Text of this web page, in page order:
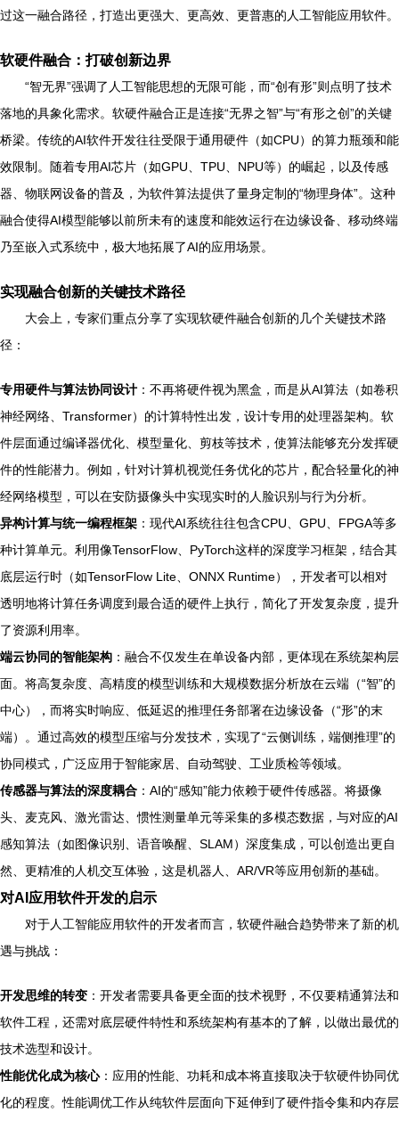
过这一融合路径，打造出更强大、更高效、更普惠的人工智能应用软件。
软硬件融合：打破创新边界
“智无界”强调了人工智能思想的无限可能，而“创有形”则点明了技术
落地的具象化需求。软硬件融合正是连接“无界之智”与“有形之创”的关键
桥梁。传统的AI软件开发往往受限于通用硬件（如CPU）的算力瓶颈和能
效限制。随着专用AI芯片（如GPU、TPU、NPU等）的崛起，以及传感
器、物联网设备的普及，为软件算法提供了量身定制的“物理身体”。这种
融合使得AI模型能够以前所未有的速度和能效运行在边缘设备、移动终端
乃至嵌入式系统中，极大地拓展了AI的应用场景。
实现融合创新的关键技术路径
大会上，专家们重点分享了实现软硬件融合创新的几个关键技术路
径：
专用硬件与算法协同设计 ：不再将硬件视为黑盒，而是从AI算法（如卷积
神经网络、Transformer）的计算特性出发，设计专用的处理器架构。软
件层面通过编译器优化、模型量化、剪枝等技术，使算法能够充分发挥硬
件的性能潜力。例如，针对计算机视觉任务优化的芯片，配合轻量化的神
经网络模型，可以在安防摄像头中实现实时的人脸识别与行为分析。
异构计算与统一编程框架 ：现代AI系统往往包含CPU、GPU、FPGA等多
种计算单元。利用像TensorFlow、PyTorch这样的深度学习框架，结合其
底层运行时（如TensorFlow Lite、ONNX Runtime），开发者可以相对
透明地将计算任务调度到最合适的硬件上执行，简化了开发复杂度，提升
了资源利用率。
端云协同的智能架构 ：融合不仅发生在单设备内部，更体现在系统架构层
面。将高复杂度、高精度的模型训练和大规模数据分析放在云端（“智”的
中心），而将实时响应、低延迟的推理任务部署在边缘设备（“形”的末
端）。通过高效的模型压缩与分发技术，实现了“云侧训练，端侧推理”的
协同模式，广泛应用于智能家居、自动驾驶、工业质检等领域。
传感器与算法的深度耦合 ：AI的“感知”能力依赖于硬件传感器。将摄像
头、麦克风、激光雷达、惯性测量单元等采集的多模态数据，与对应的AI
感知算法（如图像识别、语音唤醒、SLAM）深度集成，可以创造出更自
然、更精准的人机交互体验，这是机器人、AR/VR等应用创新的基础。
对AI应用软件开发的启示
对于人工智能应用软件的开发者而言，软硬件融合趋势带来了新的机
遇与挑战：
开发思维的转变 ：开发者需要具备更全面的技术视野，不仅要精通算法和
软件工程，还需对底层硬件特性和系统架构有基本的了解，以做出最优的
技术选型和设计。
性能优化成为核心：应用的性能、功耗和成本将直接取决于软硬件协同优
化的程度。性能调优工作从纯软件层面向下延伸到了硬件指令集和内存层